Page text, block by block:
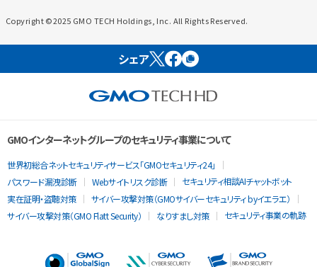
Copyright ©2025 GMO TECH Holdings, Inc. All Rights Reserved.
シェア
GMOインターネットグループのセキュリティ事業について
世界初総合ネットセキュリティサービス「GMOセキュリティ24」
パスワード漏洩診断
Webサイトリスク診断
セキュリティ相談AIチャットボット
実在証明・盗聴対策
サイバー攻撃対策（GMOサイバーセキュリティ byイエラエ）
サイバー攻撃対策（GMO Flatt Security）
なりすまし対策 セキュリティ事業の軌跡